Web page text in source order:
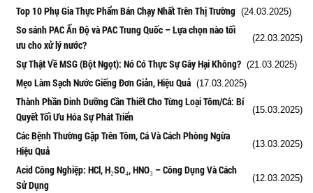
Top 10 Phụ Gia Thực Phẩm Bán Chạy Nhất Trên Thị Trường (24.03.2025)
So sánh PAC Ấn Độ và PAC Trung Quốc – Lựa chọn nào tối
ưu cho xử lý nước?
(22.03.2025)
Sự Thật Về MSG (Bột Ngọt): Nó Có Thực Sự Gây Hại Không? (21.03.2025)
Mẹo Làm Sạch Nước Giếng Đơn Giản, Hiệu Quả (17.03.2025)
Thành Phần Dinh Dưỡng Cần Thiết Cho Từng Loại Tôm/Cá: Bí
Quyết Tối Ưu Hóa Sự Phát Triển
(15.03.2025)
Các Bệnh Thường Gặp Trên Tôm, Cá Và Cách Phòng Ngừa
Hiệu Quả
(13.03.2025)
Acid Công Nghiệp: HCl, H₂SO₄, HNO₃ – Công Dụng Và Cách
Sử Dụng
(12.03.2025)